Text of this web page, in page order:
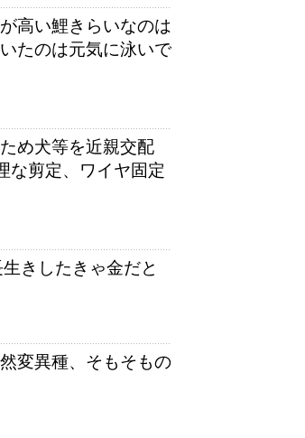
高い鯉きらいなのは
たのは元気に泳いで
め犬等を近親交配
な剪定、ワイヤ固定
きしたきゃ金だと
変異種、そもそもの